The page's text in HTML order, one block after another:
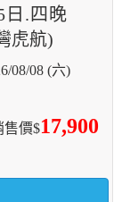
日.四晚
虎航)
08/08 (六)
售價$17,900